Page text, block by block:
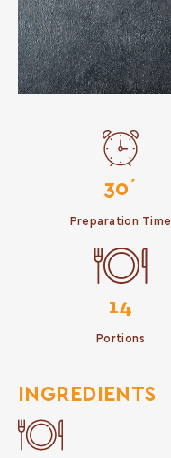
30΄
Preparation Time
14
Portions
INGREDIENTS